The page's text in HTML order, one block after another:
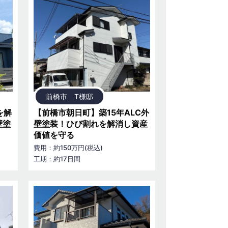
解
塗
前橋市 T様邸
【前橋市朝日町】築15年ALC外
壁塗装！ひび割れを解消し資産
価値を守る
費用：約150万円(税込)
工期：約17日間